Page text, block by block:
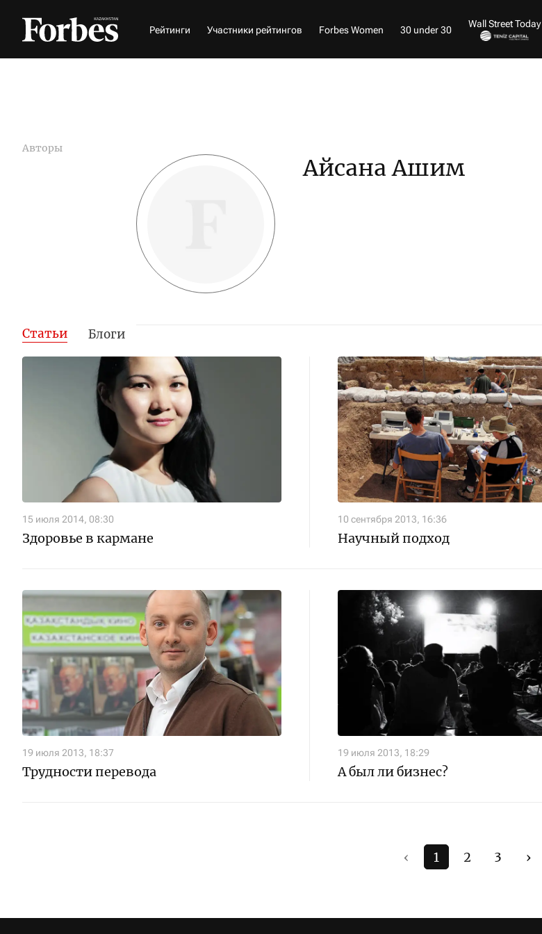
Рейтинги Участники рейтингов Forbes Women 30 under 30
Wall Street Today
Авторы
Айсана Ашим
Статьи Блоги
15 июля 2014, 08:30
Здоровье в кармане
10 сентября 2013, 16:36
Научный подход
19 июля 2013, 18:37
Трудности перевода
19 июля 2013, 18:29
А был ли бизнес?
‹ 1 2 3 ›